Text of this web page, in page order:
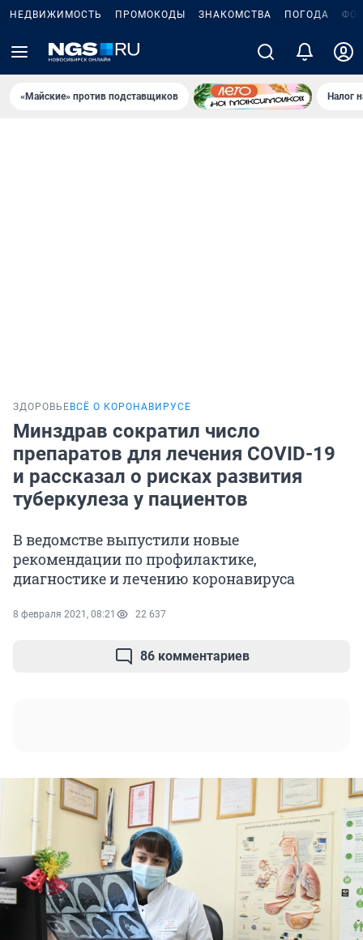
НЕДВИЖИМОСТЬ ПРОМОКОДЫ ЗНАКОМСТВА ПОГОДА
«Майские» против подставщиков Налог
ЗДОРОВЬЕ ВСЁ О КОРОНАВИРУСЕ
Минздрав сократил число
препаратов для лечения COVID-19
и рассказал о рисках развития
туберкулеза у пациентов
В ведомстве выпустили новые
рекомендации по профилактике,
диагностике и лечению коронавируса
8 февраля 2021, 08:21 22 637
86 комментариев